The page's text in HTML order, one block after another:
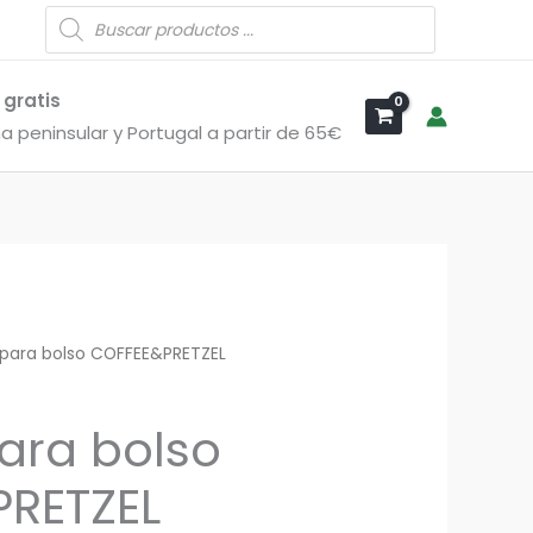
Búsqueda
de
productos
gratis
peninsular y Portugal a partir de 65€
bolso COFFEE&PRETZEL
bolso